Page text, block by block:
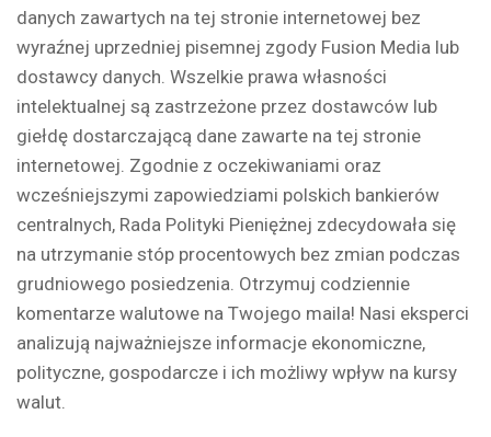
danych zawartych na tej stronie internetowej bez
wyraźnej uprzedniej pisemnej zgody Fusion Media lub
dostawcy danych. Wszelkie prawa własności
intelektualnej są zastrzeżone przez dostawców lub
giełdę dostarczającą dane zawarte na tej stronie
internetowej. Zgodnie z oczekiwaniami oraz
wcześniejszymi zapowiedziami polskich bankierów
centralnych, Rada Polityki Pieniężnej zdecydowała się
na utrzymanie stóp procentowych bez zmian podczas
grudniowego posiedzenia. Otrzymuj codziennie
komentarze walutowe na Twojego maila! Nasi eksperci
analizują najważniejsze informacje ekonomiczne,
polityczne, gospodarcze i ich możliwy wpływ na kursy
walut.